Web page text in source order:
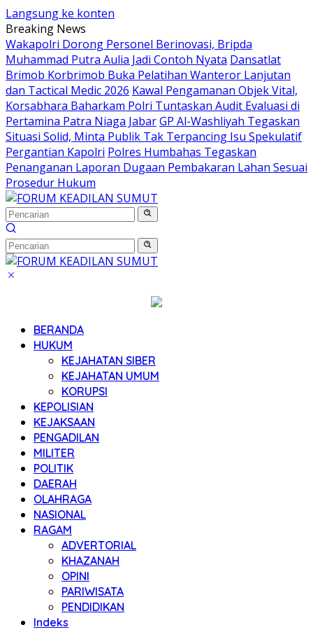
Langsung ke konten
Breaking News
Wakapolri Dorong Personel Berinovasi, Bripda
Muhammad Putra Aulia Jadi Contoh Nyata Dansatlat
Brimob Korbrimob Buka Pelatihan Wanteror Lanjutan
dan Tactical Medic 2026 Kawal Pengamanan Objek Vital,
Korsabhara Baharkam Polri Tuntaskan Audit Evaluasi di
Pertamina Patra Niaga JabarGP Al-Washliyah Tegaskan
Situasi Solid, Minta Publik Tak Terpancing Isu Spekulatif
Pergantian Kapolri Polres Humbahas Tegaskan
Penanganan Laporan Dugaan Pembakaran Lahan Sesuai
Prosedur Hukum
BERANDA
HUKUM
KEJAHATAN SIBER
KEJAHATAN UMUM
KORUPSI
KEPOLISIAN
KEJAKSAAN
PENGADILAN
MILITER
POLITIK
DAERAH
OLAHRAGA
NASIONAL
RAGAM
ADVERTORIAL
KHAZANAH
OPINI
PARIWISATA
PENDIDIKAN
Indeks